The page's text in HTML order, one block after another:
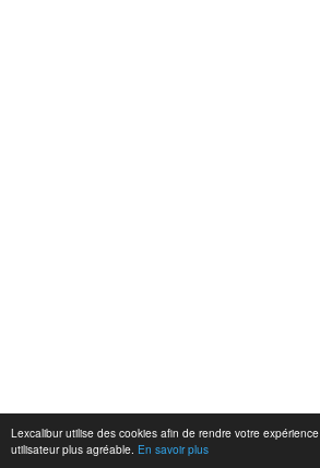
Lexcalibur utilise des cookies afin de rendre votre expérience
utilisateur plus agréable. En savoir plus